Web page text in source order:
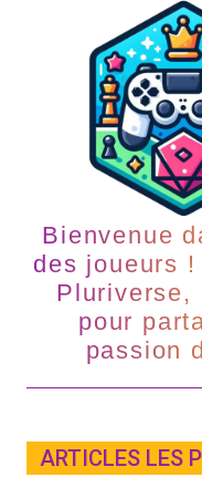
Bienvenue
des joueurs !
Pluriverse,
pour
passion
ARTICLES LES